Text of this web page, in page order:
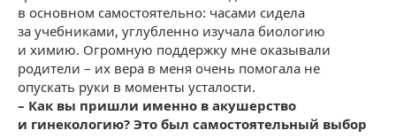
в основном самостоятельно: часами сидела
за учебниками, углубленно изучала биологию
и химию. Огромную поддержку мне оказывали
родители – их вера в меня очень помогала не
опускать руки в моменты усталости.
– Как вы пришли именно в акушерство
и гинекологию? Это был самостоятельный выбор